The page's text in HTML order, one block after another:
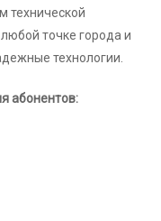
технической
точке города и
технологии.
абонентов: